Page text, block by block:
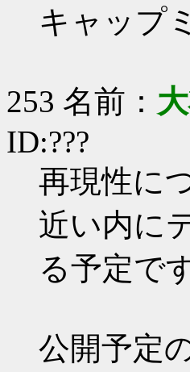
キャップ
253 名前：
ID:???
再現性に
近い内に
る予定で
公開予定